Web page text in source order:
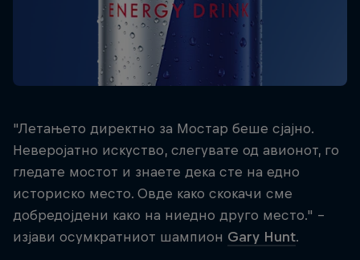
"Летањето директно за Мостар беше сјајно.
Неверојатно искуство, слегувате од авионот, го
гледате мостот и знаете дека сте на едно
историско место. Овде како скокачи сме
добредојдени како на ниедно друго место." -
изјави осумкратниот шампион Gary Hunt.